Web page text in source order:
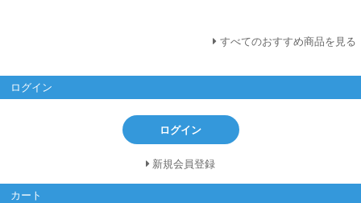
すべてのおすすめ商品を見る
ログイン
ログイン
新規会員登録
カート